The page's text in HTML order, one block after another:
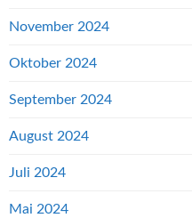
November 2024
Oktober 2024
September 2024
August 2024
Juli 2024
Mai 2024